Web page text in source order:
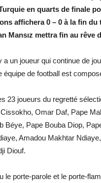
en quarts de finale
affichera 0 – 0 à la fin
Mansız mettra fin au
a un joueur qui continue de
de football est
23 joueurs du regretté
Omar Daf, Pape
Béye, Pape Bouba Diop,
Amadou Makhtar
Diouf.
le porte-parole et le porte-